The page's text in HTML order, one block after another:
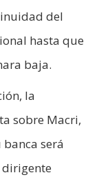
del
hasta que
baja.
la
sobre Macri,
será